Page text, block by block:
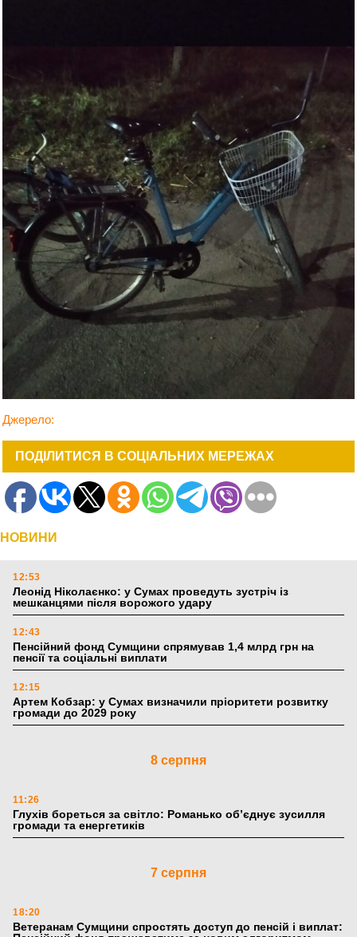
Джерело:
ПОДІЛИТИСЯ В СОЦІАЛЬНИХ МЕРЕЖАХ
НОВИНИ
12:53
Леонід Ніколаєнко: у Сумах проведуть зустріч із
мешканцями після ворожого удару
12:43
Пенсійний фонд Сумщини спрямував 1,4 млрд грн на
пенсії та соціальні виплати
12:15
Артем Кобзар: у Сумах визначили пріоритети розвитку
громади до 2029 року
8 серпня
11:26
Глухів бореться за світло: Романько об’єднує зусилля
громади та енергетиків
7 серпня
18:20
Ветеранам Сумщини спростять доступ до пенсій і виплат: